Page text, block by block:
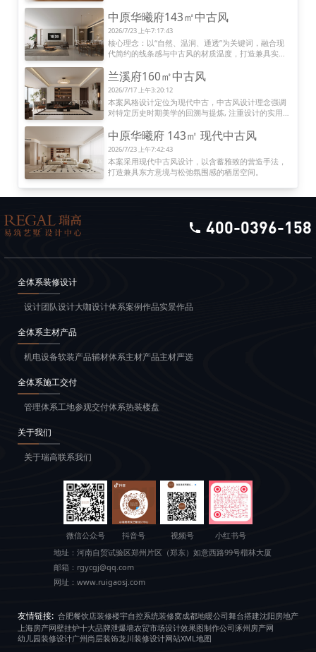
的原始质感与新旧对比，最后通过灯光设计、装饰挂
画来丰富细节，烘托氛围。
中原华曦府143㎡中古风
2026/7/23 上午7:17:43
核心理念：以“自然、温润、通透”为关键词，融合现
代简约的线条感与中古风的材质温度，打造兼具实用
兰溪府160㎡中古风
2026/7/17 上午3:20:12
本案风格设计定位为现代中古，中古风设计理念强调
对特定历史时期美学的回溯与提炼, 注重设计的实用性
型简约, 减少不必要装饰。
中原华曦府 143㎡ 现代中古风
2026/7/23 上午7:42:43
本案采用现代中古风设计，以含蓄雅致的营造手法，
打造兼具东方意境与松弛氛围感的栖居空间。
400-0396-158
全体系装修设计
设计团队设计大咖设计体系案例作品实景作品
全体系主材产品
机电设备软装产品辅材体系主材产品主材严选
全体系施工交付
管理体系工地参观交付体系热装楼盘
关于我们
关于瑞高联系我们
微信公众号 抖音号 视频号
小红书号
地址： 河南自贸试验区郑州片区（郑东）如意西路99号楷林大厦
邮箱： rgycgj@qq.com
网址： www.ruigaosj.com
友情链接: 合肥餐饮店装修楼宇自控系统装修窝成都地暖公司舞台搭建沈阳房地产
上海房产网壁挂炉十大品牌泄爆墙农贸市场设计效果图制作公司涿州房产网
幼儿园装修设计广州尚层装饰龙川装修设计网站XML地图